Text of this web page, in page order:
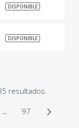
DISPONIBLE
DISPONIBLE
resultados.
TAB para
...Páginas intermedias
Página
97